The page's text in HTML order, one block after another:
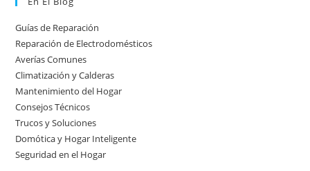
Guías de Reparación
Reparación de Electrodomésticos
Averías Comunes
Climatización y Calderas
Mantenimiento del Hogar
Consejos Técnicos
Trucos y Soluciones
Domótica y Hogar Inteligente
Seguridad en el Hogar